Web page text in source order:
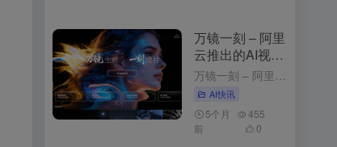
万镜一刻 – 阿里
云推出的AI视频
创作工具
万镜一刻 – 阿里云推出的AI视频创作工具 4周前发布 万镜一刻是什么 万镜一刻是阿里云推出的，以”万镜生辉·一刻成片”为核心理念，为不同需求的创作者提供从内容解析到故事板生成的一站式解决方案。产品目...
AI快讯
5个月
前
455
0